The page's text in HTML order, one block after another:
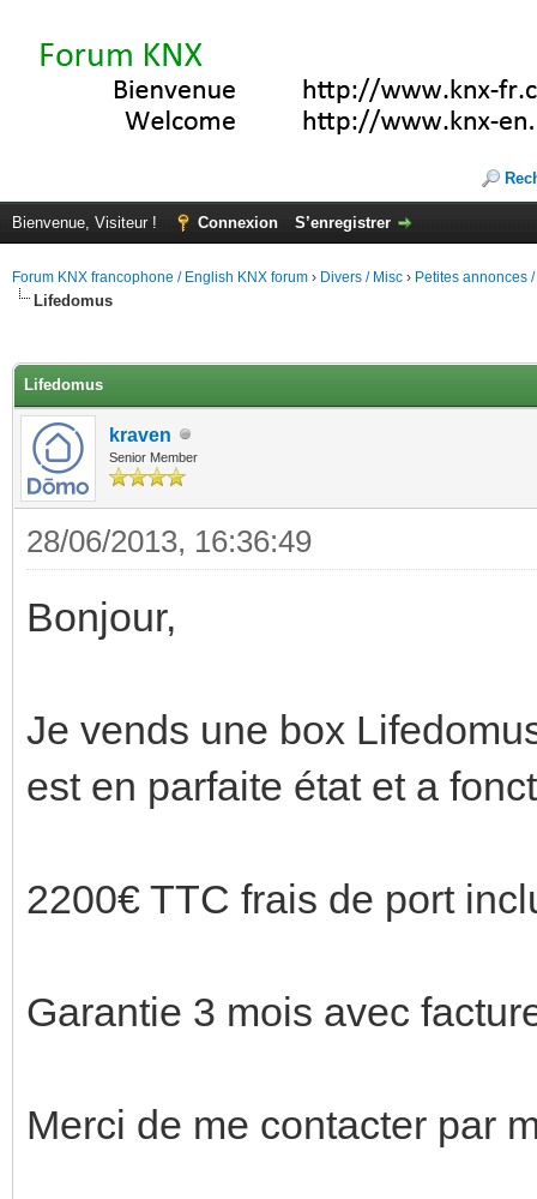
Bienvenue, Visiteur ! Connexion S’enregistrer
Forum KNX francophone / English KNX forum › Divers / Misc › Petites annonces
Lifedomus
Lifedomus
kraven
Senior Member
28/06/2013, 16:36:49
Bonjour,
Je vends une box
est en parfaite état et a
2200€ TTC frais de port
Garantie 3 mois avec
Merci de me contacter par